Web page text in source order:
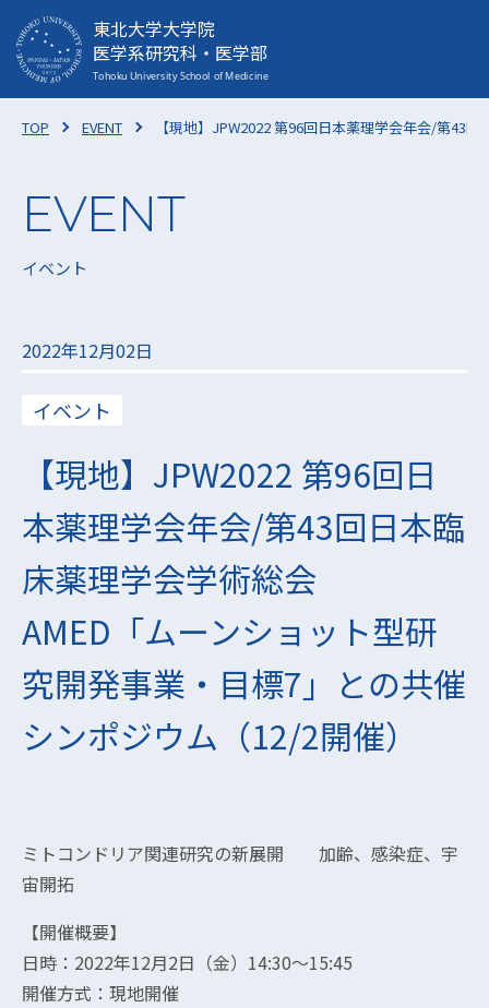
東北大学大学院
医学系研究科・医学部
TOP EVENT 【現地】JPW2022 第96回日本薬理学会年会/第43
イベント
2022年12月02日
イベント
【現地】JPW2022 第96回日
本薬理学会年会/第43回日本臨
床薬理学会学術総会
AMED「ムーンショット型研
究開発事業・目標7」との共催
シンポジウム（12/2開催）
ミトコンドリア関連研究の新展開 加齢、感染症、宇
宙開拓
【開催概要】
日時：2022年12月2日（金）14:30～15:45
開催方式：現地開催